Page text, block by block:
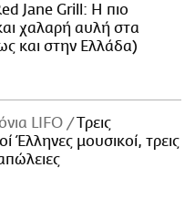
Jane Grill: Η πιο
χαλαρή αυλή στα
και στην Ελλάδα)
LIFO
Tρεις
Έλληνες μουσικοί, τρεις